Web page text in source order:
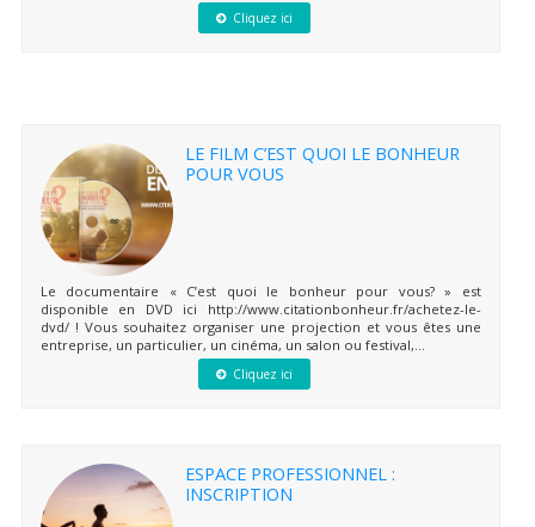
Cliquez ici
LE FILM C’EST QUOI LE BONHEUR
POUR VOUS
Le documentaire « C’est quoi le bonheur pour vous? » est
disponible en DVD ici http://www.citationbonheur.fr/achetez-le-
dvd/ ! Vous souhaitez organiser une projection et vous êtes une
entreprise, un particulier, un cinéma, un salon ou festival,...
Cliquez ici
ESPACE PROFESSIONNEL :
INSCRIPTION